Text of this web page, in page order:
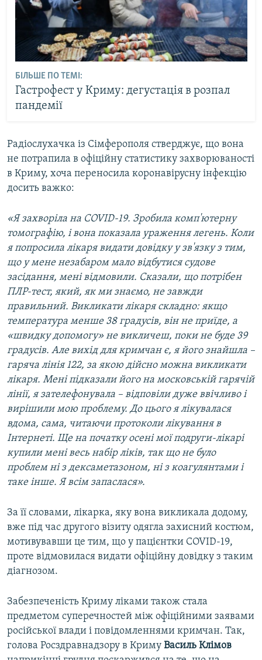
БІЛЬШЕ ПО ТЕМІ:
Гастрофест у Криму: дегустація в розпал
пандемії
Радіослухачка із Сімферополя стверджує, що вона
не потрапила в офіційну статистику захворюваності
в Криму, хоча переносила коронавірусну інфекцію
досить важко:
«Я захворіла на COVID-19. Зробила комп'ютерну
томографію, і вона показала ураження легень. Коли
я попросила лікаря видати довідку у зв'язку з тим,
що у мене незабаром мало відбутися судове
засідання, мені відмовили. Сказали, що потрібен
ПЛР-тест, який, як ми знаємо, не завжди
правильний. Викликати лікаря складно: якщо
температура менше 38 градусів, він не приїде, а
«швидку допомогу» не викличеш, поки не буде 39
градусів. Але вихід для кримчан є, я його знайшла –
гаряча лінія 122, за якою дійсно можна викликати
лікаря. Мені підказали його на московській гарячій
лінії, я зателефонувала – відповіли дуже ввічливо і
вирішили мою проблему. До цього я лікувалася
вдома, сама, читаючи протоколи лікування в
Інтернеті. Ще на початку осені мої подруги-лікарі
купили мені весь набір ліків, так що не було
проблем ні з дексаметазоном, ні з коагулянтами і
таке інше. Я всім запаслася».
За її словами, лікарка, яку вона викликала додому,
вже під час другого візиту одягла захисний костюм,
мотивувавши це тим, що у пацієнтки COVID-19,
проте відмовилася видати офіційну довідку з таким
діагнозом.
Забезпеченість Криму ліками також стала
предметом суперечностей між офіційними заявами
російської влади і повідомленнями кримчан. Так,
голова Росздравнадзору в Криму Василь Клімов